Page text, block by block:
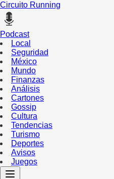
Circuito Running
Podcast
Local
Seguridad
México
Mundo
Finanzas
Análisis
Cartones
Gossip
Cultura
Tendencias
Turismo
Deportes
Avisos
Juegos